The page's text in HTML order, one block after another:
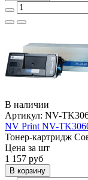
В наличии
Артикул: NV-
NV Print NV-
Тонер-картридж
Цена за шт
1 157 руб
В корзину